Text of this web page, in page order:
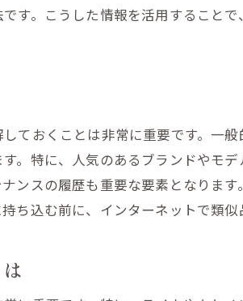
オンラインとオフラインを組み合わ
す。こうした情報を活用すること
ておくことは非常に重要です。一
。特に、人気のあるブランドやモ
ンスの履歴も重要な要素となりま
ち込む前に、インターネットで類